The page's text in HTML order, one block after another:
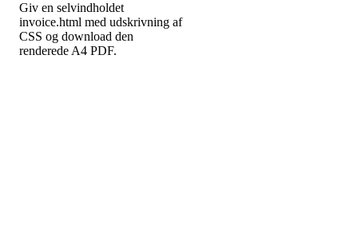
Giv en selvindholdet
invoice.html med udskrivning af
CSS og download den
renderede A4 PDF.